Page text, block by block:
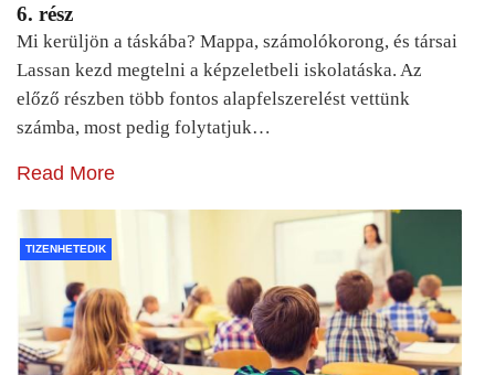
6. rész
Mi kerüljön a táskába? Mappa, számolókorong, és társai
Lassan kezd megtelni a képzeletbeli iskolatáska. Az
előző részben több fontos alapfelszerelést vettünk
számba, most pedig folytatjuk…
Read More
TIZENHETEDIK